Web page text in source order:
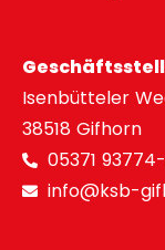
Isenbütteler
38518 Gifhorn
05371
info@ksb-